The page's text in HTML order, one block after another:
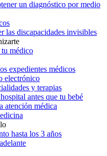
un diagnóstico por medio
las discapacidades invisibles
médico
expedientes médicos
electrónico
y terapias
antes que tu bebé
atención médica
hasta los 3 años